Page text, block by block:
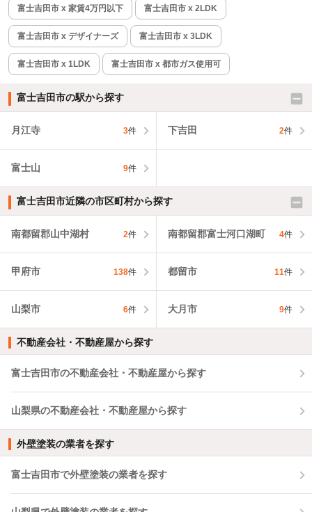
富士吉田市 x 家賃4万円以下 富士吉田市 x 2LDK
富士吉田市 x デザイナーズ 富士吉田市 x 3LDK
富士吉田市 x 1LDK 富士吉田市 x 都市ガス使用可
富士吉田市の駅から探す
月江寺 3件 下吉田 2件
富士山 9件
富士吉田市近隣の市区町村から探す
南都留郡山中湖村 2件 南都留郡富士河口湖町 4件
甲府市 138件 都留市 11件
山梨市 6件 大月市 9件
不動産会社・不動産屋から探す
富士吉田市の不動産会社・不動産屋から探す
山梨県の不動産会社・不動産屋から探す
外壁塗装の業者を探す
富士吉田市で外壁塗装の業者を探す